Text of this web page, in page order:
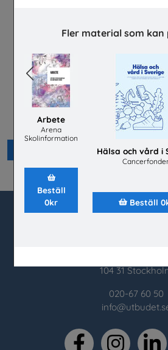
Fler material som kan
Arbete
Arena
Skolinformation
Beställ
0kr
Hälsa och vård i
Beställ
Previous
Lätta trycket MINI
Hej främling Sverige
104 31
020-67 60 50
facebookinstagram